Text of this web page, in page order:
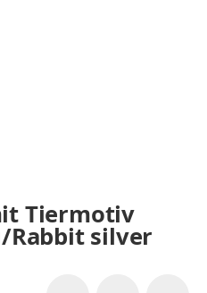
Tiermotiv
Rabbit silver